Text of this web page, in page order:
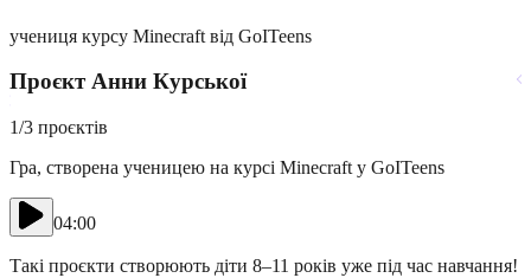
учениця курсу Minecraft від GoITeens
Проєкт Анни Курської
1/3 проєктів
Гра, створена ученицею на курсі Minecraft у GoITeens
04:00
Такі проєкти створюють діти 8–11 років уже під час навчання!